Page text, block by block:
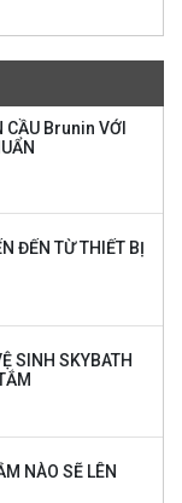
CẦU Brunin VỚI
ĐẾN TỪ THIẾT BỊ
SINH SKYBATH
NÀO SẼ LÊN